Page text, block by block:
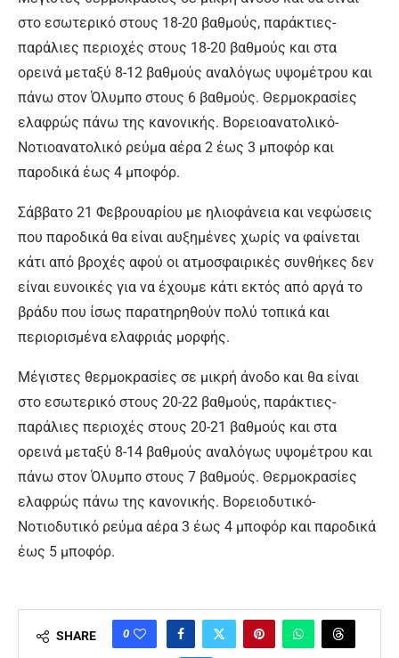
στο εσωτερικό στους 18-20 βαθμούς, παράκτιες-
παράλιες περιοχές στους 18-20 βαθμούς και στα
ορεινά μεταξύ 8-12 βαθμούς αναλόγως υψομέτρου και
πάνω στον Όλυμπο στους 6 βαθμούς. Θερμοκρασίες
ελαφρώς πάνω της κανονικής. Βορειοανατολικό-
Νοτιοανατολικό ρεύμα αέρα 2 έως 3 μποφόρ και
παροδικά έως 4 μποφόρ.
Σάββατο 21 Φεβρουαρίου με ηλιοφάνεια και νεφώσεις
που παροδικά θα είναι αυξημένες χωρίς να φαίνεται
κάτι από βροχές αφού οι ατμοσφαιρικές συνθήκες δεν
είναι ευνοικές για να έχουμε κάτι εκτός από αργά το
βράδυ που ίσως παρατηρηθούν πολύ τοπικά και
περιορισμένα ελαφριάς μορφής.
Μέγιστες θερμοκρασίες σε μικρή άνοδο και θα είναι
στο εσωτερικό στους 20-22 βαθμούς, παράκτιες-
παράλιες περιοχές στους 20-21 βαθμούς και στα
ορεινά μεταξύ 8-14 βαθμούς αναλόγως υψομέτρου και
πάνω στον Όλυμπο στους 7 βαθμούς. Θερμοκρασίες
ελαφρώς πάνω της κανονικής. Βορειοδυτικό-
Νοτιοδυτικό ρεύμα αέρα 3 έως 4 μποφόρ και παροδικά
έως 5 μποφόρ.
SHARE 0